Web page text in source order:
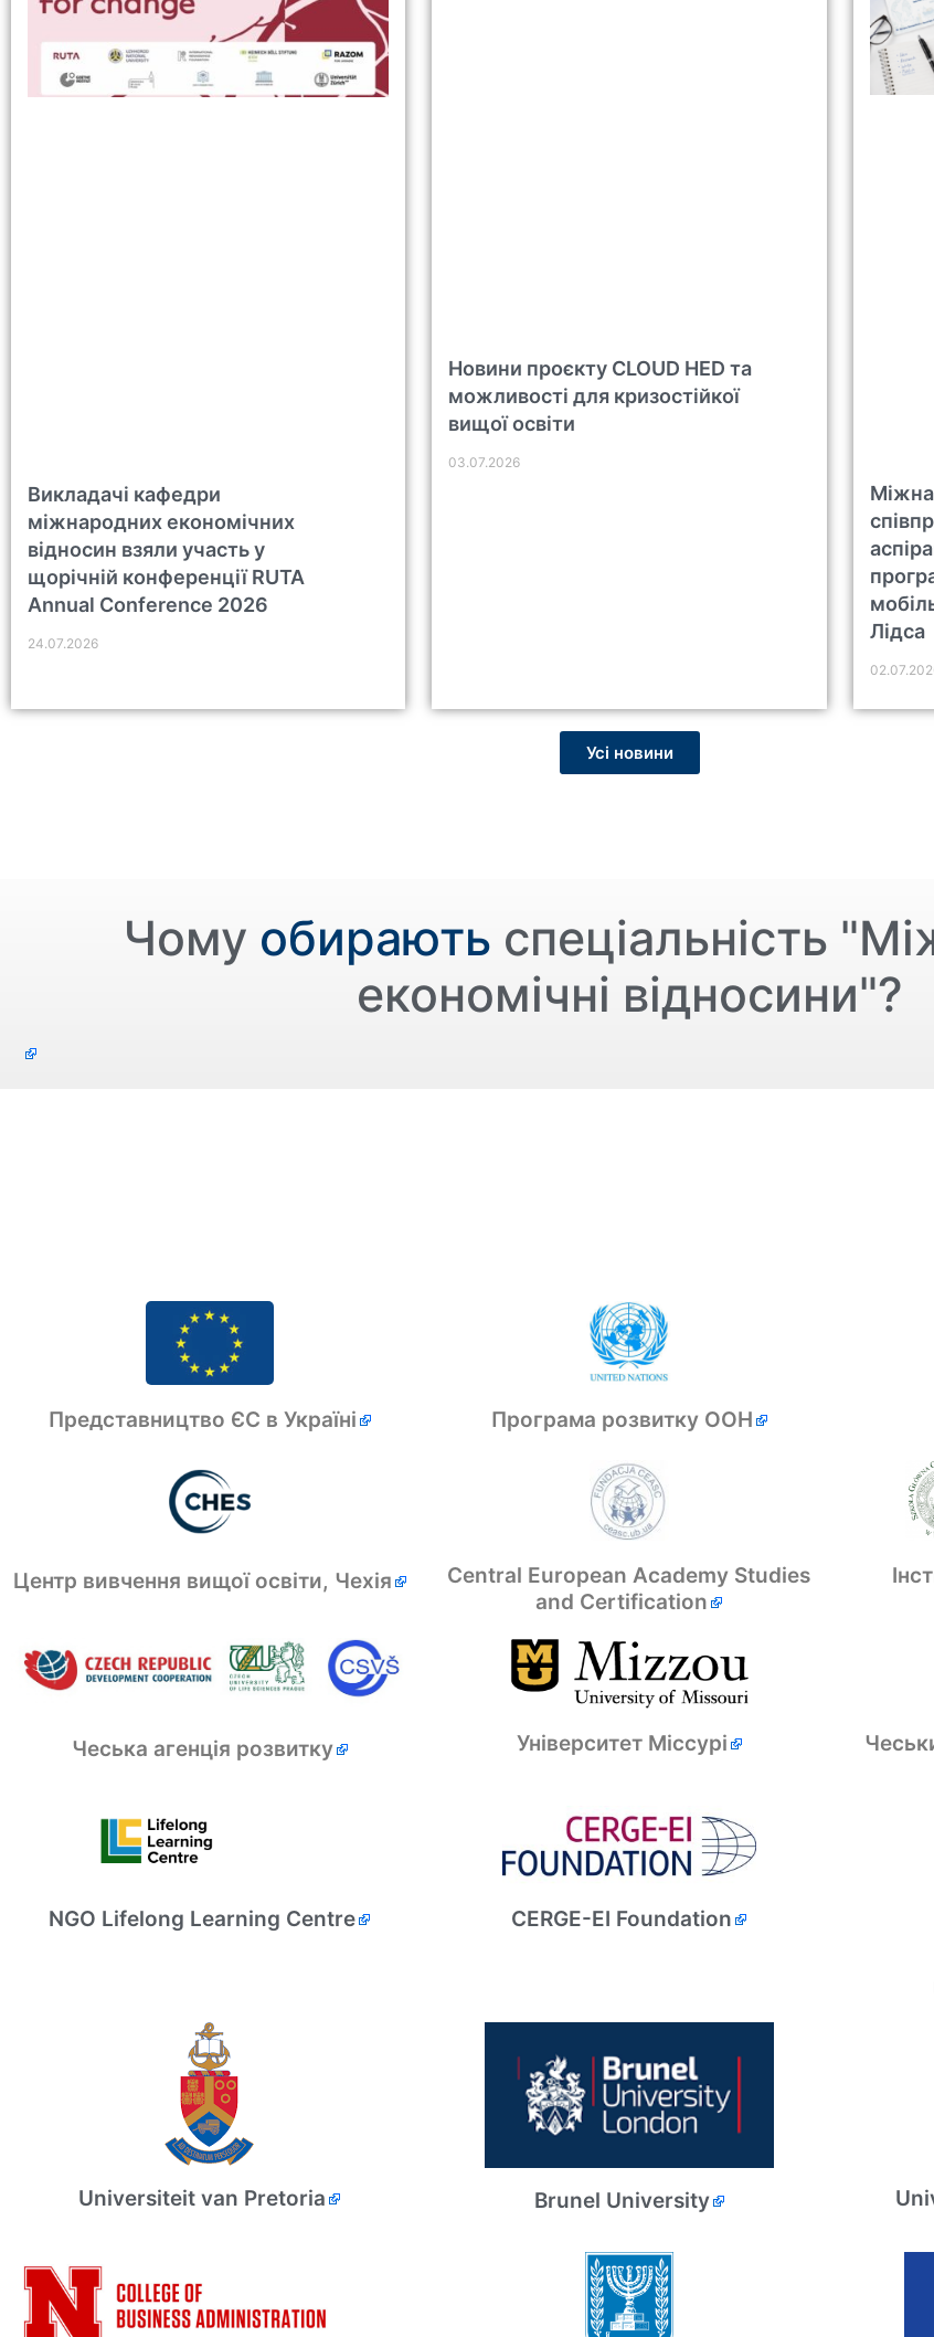
Викладачі кафедри
міжнародних економічних
відносин взяли участь у
щорічній конференції RUTA
Annual Conference 2026
24.07.2026
Новини проєкту CLOUD HED та
можливості для кризостійкої
вищої освіти
03.07.2026
Лідса
Усі новини
Чому обирають спеціальність
економічні відносини"?
Представництво ЄС в Україні Програма розвитку ООН
Центр вивчення вищої освіти, Чехія
Central European Academy Studies
and Certification
Чеська агенція розвитку Університет Міссурі
NGO Lifelong Learning Centre CERGE-EI Foundation
Universiteit van Pretoria Brunel University